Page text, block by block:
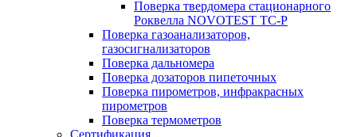
Поверка твердомера стационарного
Роквелла NOVOTEST TС-Р
Поверка газоанализаторов,
газосигнализаторов
Поверка дальномера
Поверка дозаторов пипеточных
Поверка пирометров, инфракрасных
пирометров
Поверка термометров
Сертификация